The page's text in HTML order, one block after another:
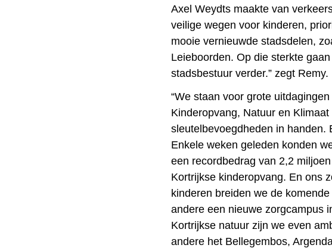
Axel Weydts maakte van
veilige wegen voor kinderen,
mooie vernieuwde stadsdelen,
Leieboorden. Op die sterkte
stadsbestuur verder.” zegt Remy.
“We staan voor grote
Kinderopvang, Natuur en
sleutelbevoegdheden in handen.
Enkele weken geleden konden
een recordbedrag van 2,2
Kortrijkse kinderopvang. En ons
kinderen breiden we de
andere een nieuwe zorgcampus
Kortrijkse natuur zijn we even
andere het Bellegembos,